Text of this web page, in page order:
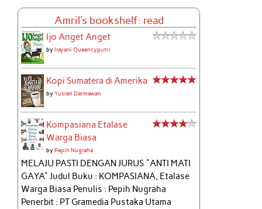
Amril's bookshelf: read
Ijo Anget Anget
byIrayani Queencyputri
Kopi Sumatera di Amerika
byYusran Darmawan
Kompasiana Etalase
Warga Biasa
byPepih Nugraha
MELAJU PASTI DENGAN JURUS "ANTI MATI
GAYA" Judul Buku : KOMPASIANA, Etalase
Warga Biasa Penulis : Pepih Nugraha
Penerbit : PT Gramedia Pustaka Utama